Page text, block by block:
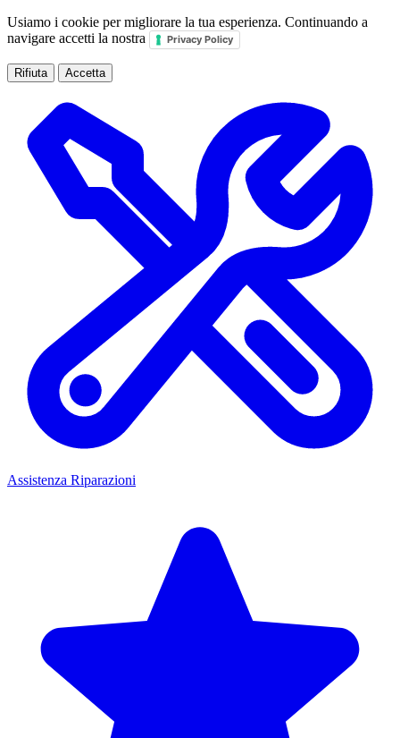
Usiamo i cookie per migliorare la tua esperienza. Continuando a
navigare accetti la nostra
Privacy Policy
Rifiuta Accetta
Assistenza Riparazioni